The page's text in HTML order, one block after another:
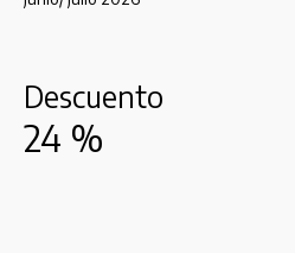
Descuento
24 %